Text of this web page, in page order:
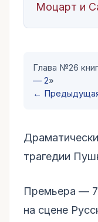
Моцарт и
Глава №26
— 2»
←
трагедии
Премьера — 7
на сцене